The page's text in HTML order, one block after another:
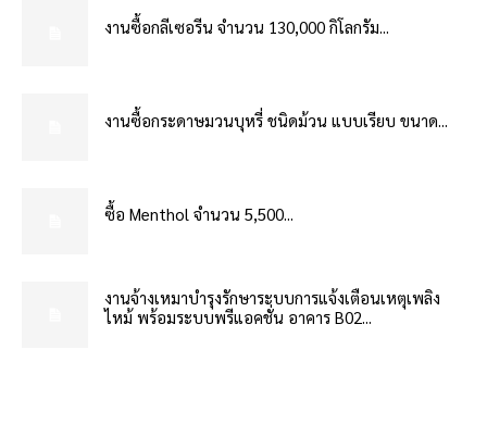
งานซื้อกลีเซอรีน จำนวน 130,000 กิโลกรัม...
งานซื้อกระดาษมวนบุหรี่ ชนิดม้วน แบบเรียบ ขนาด...
ซื้อ Menthol จำนวน 5,500...
งานจ้างเหมาบำรุงรักษาระบบการแจ้งเตือนเหตุเพลิง
ไหม้ พร้อมระบบพรีแอคชั่น อาคาร B02...